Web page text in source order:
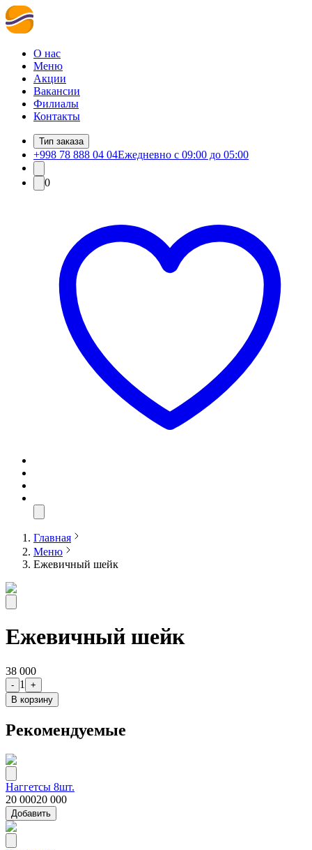
О нас
Меню
Акции
Вакансии
Филиалы
Контакты
Тип заказа
+998 78 888 04 04Ежедневно с 09:00 до 05:00
0
Главная
Меню
Ежевичный шейк
Ежевичный шейк
38 000
- 1
+
В корзину
Рекомендуемые
Наггетсы 8шт.
20 00020 000
Добавить